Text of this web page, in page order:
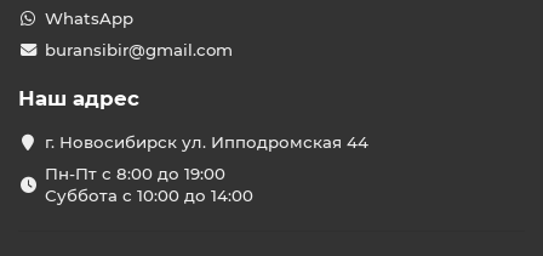
WhatsApp
buransibir@gmail.com
Наш адрес
г. Новосибирск ул. Ипподромская 44
Пн-Пт с 8:00 до 19:00
Суббота с 10:00 до 14:00